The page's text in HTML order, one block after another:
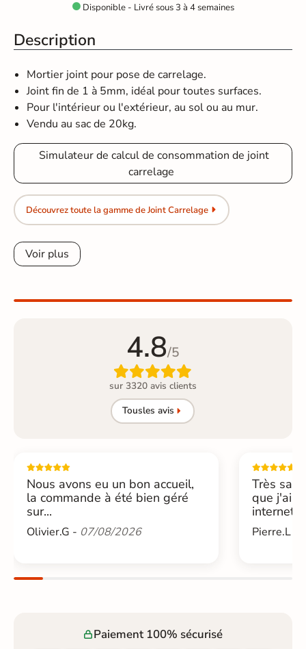
Disponible - Livré sous 3 à 4 semaines
Description
Mortier joint pour pose de carrelage.
Joint fin de 1 à 5mm, idéal pour toutes surfaces.
Pour l'intérieur ou l'extérieur, au sol ou au mur.
Vendu au sac de 20kg.
Simulateur de calcul de consommation de joint
carrelage
Découvrez toute la gamme de Joint Carrelage
Voir plus
4.8/5

sur 3320 avis clients
Tousles avis
Nous avons eu un bon accueil,
la commande à été bien géré
sur...
Olivier.G - 07/08/2026
Très
que j'ai
internet....
Pierre.L -
Paiement 100% sécurisé